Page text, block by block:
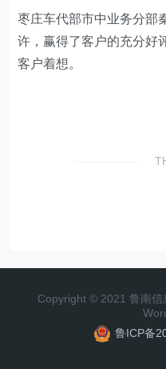
枣庄车代部市中业务分部
许，赢得了客户的充分好
客户着想。
Copyright © 2021 鲁南信
鲁ICP备